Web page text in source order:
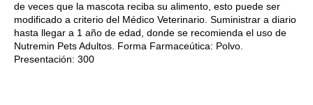
de veces que la mascota reciba su alimento, esto puede ser
modificado a criterio del Médico Veterinario. Suministrar a diario
hasta llegar a 1 año de edad, donde se recomienda el uso de
Nutremin Pets Adultos. Forma Farmaceútica: Polvo.
Presentación: 300